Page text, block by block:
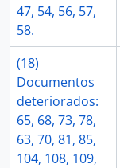
47, 54, 56, 57,
58.
(18)
Documentos
deteriorados:
65, 68, 73, 78,
63, 70, 81, 85,
104, 108, 109,